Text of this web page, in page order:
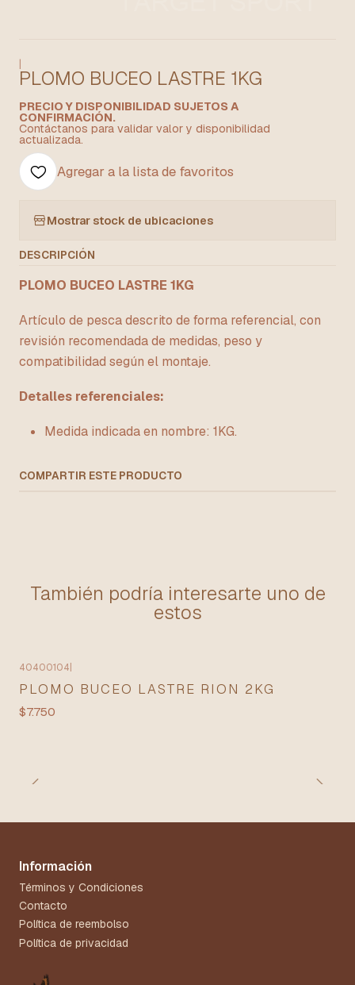
|
PLOMO BUCEO LASTRE 1KG
PRECIO Y DISPONIBILIDAD SUJETOS A
CONFIRMACIÓN.
Contáctanos para validar valor y disponibilidad
actualizada.
Agregar a la lista de favoritos
Mostrar stock de ubicaciones
DESCRIPCIÓN
PLOMO BUCEO LASTRE 1KG
Artículo de pesca descrito de forma referencial, con
revisión recomendada de medidas, peso y
compatibilidad según el montaje.
Detalles referenciales:
Medida indicada en nombre: 1KG.
COMPARTIR ESTE PRODUCTO
También podría interesarte uno de
estos
40400104
PLOMO BUCEO LASTRE RION 2KG
$7.750
Información
Términos y Condiciones
Contacto
Política de reembolso
Política de privacidad